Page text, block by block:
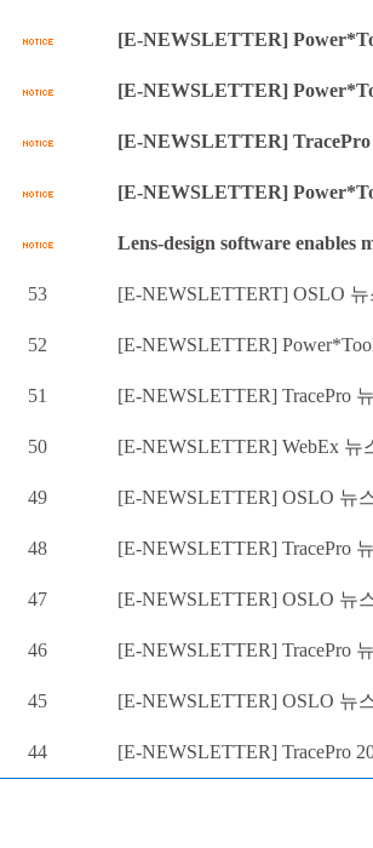
[E-NEWSLETTER]
[E-NEWSLETTER]
[E-NEWSLETTER]
[E-NEWSLETTER]
Lens-design software enables
53 [E-NEWSLETTERT] OSLO
52 [E-NEWSLETTER]
51 [E-NEWSLETTER] TracePro
50 [E-NEWSLETTER] WebEx
49 [E-NEWSLETTER] OSLO 뉴
48 [E-NEWSLETTER] TracePro
47 [E-NEWSLETTER] OSLO 뉴
46 [E-NEWSLETTER] TracePro
45 [E-NEWSLETTER] OSLO 뉴
44 [E-NEWSLETTER] TracePro